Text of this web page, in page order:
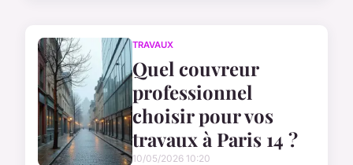
TRAVAUX
Quel couvreur
professionnel
choisir pour vos
travaux à Paris 14 ?
10/05/2026 10:20